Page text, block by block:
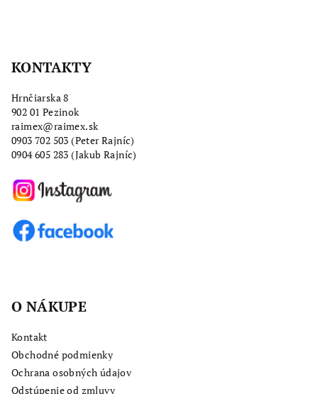
KONTAKTY
Hrnčiarska 8
902 01 Pezinok
raimex@raimex.sk
0903 702 503 (Peter Rajníc)
0904 605 283 (Jakub Rajníc)
O NÁKUPE
Kontakt
Obchodné podmienky
Ochrana osobných údajov
Odstúpenie od zmluvy